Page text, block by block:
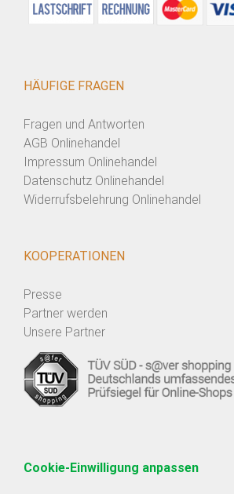
HÄUFIGE FRAGEN
Fragen und Antworten
AGB Onlinehandel
Impressum Onlinehandel
Datenschutz Onlinehandel
Widerrufsbelehrung Onlinehandel
KOOPERATIONEN
Presse
Partner werden
Unsere Partner
Cookie-Einwilligung anpassen